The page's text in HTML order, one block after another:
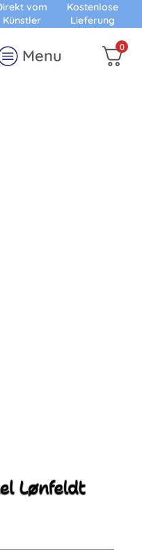
vom
Künstler
Kostenlose
Lieferung
Menu 0